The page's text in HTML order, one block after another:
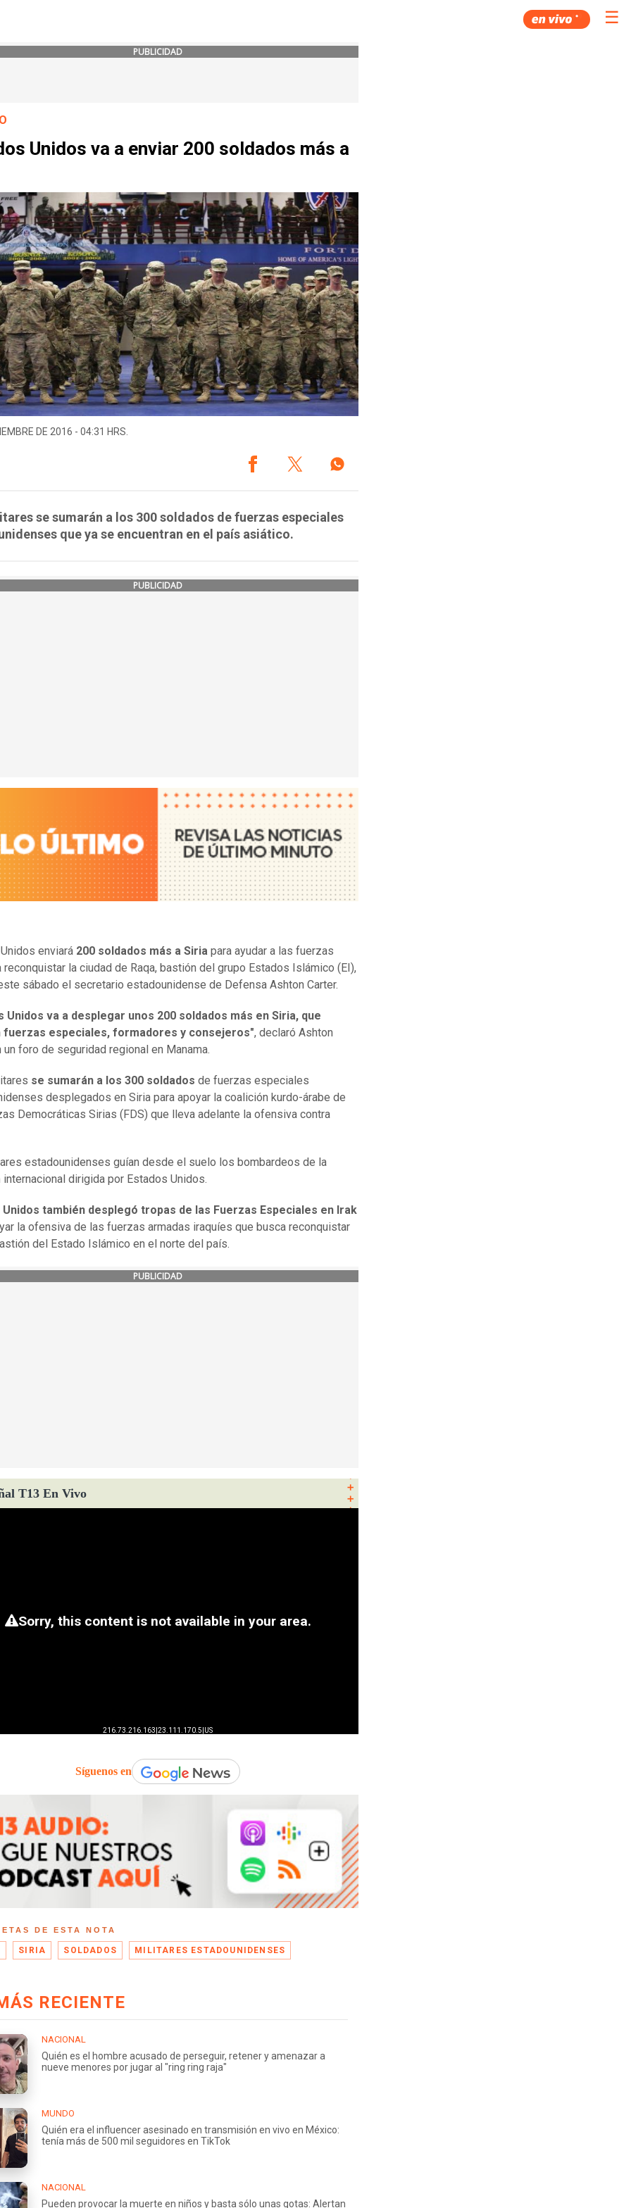
☰
PUBLICIDAD
Unidos va a enviar 200 soldados más a
DE 2016 - 04:31 HRS.
se sumarán a los 300 soldados de fuerzas especiales
que ya se encuentran en el país asiático.
PUBLICIDAD
enviará 200 soldados más a Siria para ayudar a las fuerzas
reconquistar la ciudad de Raqa, bastión del grupo Estados Islámico (EI),
sábado el secretario estadounidense de Defensa Ashton Carter.
Unidos va a desplegar unos 200 soldados más en Siria, que
fuerzas especiales, formadores y consejeros", declaró Ashton
un foro de seguridad regional en Manama.
se sumarán a los 300 soldados de fuerzas especiales
desplegados en Siria para apoyar la coalición kurdo-árabe de
Democráticas Sirias (FDS) que lleva adelante la ofensiva contra
estadounidenses guían desde el suelo los bombardeos de la
dirigida por Estados Unidos.
Unidos también desplegó tropas de las Fuerzas Especiales en Irak
la ofensiva de las fuerzas armadas iraquíes que busca reconquistar
del Estado Islámico en el norte del país.
PUBLICIDAD
T13 En Vivo
Síguenos en
DE ESTA NOTA
SIRIA SOLDADOS MILITARES ESTADOUNIDENSES
RECIENTE
NACIONAL
Quién es el hombre acusado de perseguir, retener y amenazar a
nueve menores por jugar al "ring ring raja"
MUNDO
Quién era el influencer asesinado en transmisión en vivo en México:
tenía más de 500 mil seguidores en TikTok
NACIONAL
Pueden provocar la muerte en niños y basta sólo unas gotas: Alertan